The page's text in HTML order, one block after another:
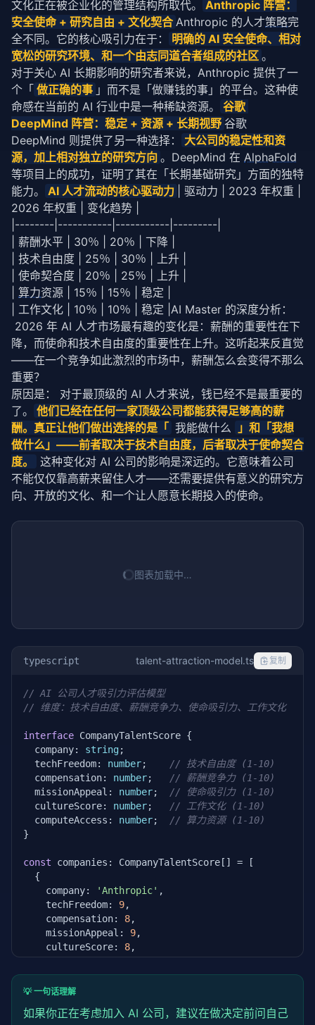
文化正在被企业化的管理结构所取代。
Anthropic 阵营：
安全使命 + 研究自由 + 文化契合 Anthropic 的人才策略完
全不同。它的核心吸引力在于：
明确的 AI 安全使命、相对
宽松的研究环境、和一个由志同道合者组成的社区 。
对于关心 AI 长期影响的研究者来说，Anthropic 提供了一
个「 做正确的事 」而不是「做赚钱的事」的平台。这种使
命感在当前的 AI 行业中是一种稀缺资源。
谷歌
DeepMind 阵营：稳定 + 资源 + 长期视野 谷歌
DeepMind 则提供了另一种选择：
大公司的稳定性和资
源，加上相对独立的研究方向 。DeepMind 在 AlphaFold
等项目上的成功，证明了其在「长期基础研究」方面的独特
能力。
AI 人才流动的核心驱动力
| 驱动力 | 2023 年权重 |
2026 年权重 | 变化趋势 |
|--------|-----------|-----------|---------|
| 薪酬水平 | 30％ | 20％ | 下降 |
| 技术自由度 | 25％ | 30％ | 上升 |
| 使命契合度 | 20％ | 25％ | 上升 |
算力资源 | 15％ | 15％ | 稳定 |
| 工作文化 | 10％ | 10％ | 稳定 |AI Master 的深度分析：
降，而使命和技术自由度的重要性在上升。这听起来反直觉
——在一个竞争如此激烈的市场中，薪酬怎么会变得不那么
重要？
原因是： 对于最顶级的 AI 人才来说，钱已经不是最重要的
了。
他们已经在任何一家顶级公司都能获得足够高的薪
酬。真正让他们做出选择的是「 我能做什么
」和「我想
做什么」——前者取决于技术自由度，后者取决于使命契合
度。
这种变化对 AI 公司的影响是深远的。它意味着公司
不能仅仅靠高薪来留住人才——还需要提供有意义的研究方
向、开放的文化、和一个让人愿意长期投入的使命。
图表加载中…
typescript talent-attraction-model.ts 复制
// AI 公司人才吸引力评估模型
// 维度：技术自由度、薪酬竞争力、使命吸引力、工作文化
interface CompanyTalentScore {
  company:
string;
  techFreedom:
number;
// 技术自由度 (1-10)
  compensation:
number;
// 薪酬竞争力 (1-10)
  missionAppeal:
number;
// 使命吸引力 (1-10)
  cultureScore:
number;
// 工作文化 (1-10)
  computeAccess:
number;
// 算力资源 (1-10)
}
const companies: CompanyTalentScore[] = [
  {
    company:
'Anthropic' ,
    techFreedom:
9,
    compensation:
8,
    missionAppeal:
9,
    cultureScore:
8,
    computeAccess:
7,
  },
  {
    techFreedom:
6 ,
💡 一句话理解
如果你正在考虑加入 AI 公司，建议在做决定前问自己